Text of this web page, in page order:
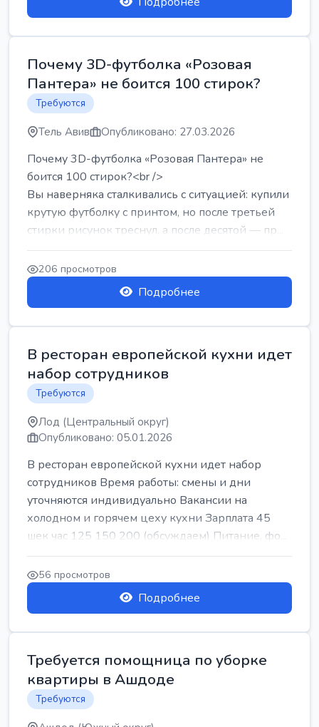
Почему 3D-футболка «Розовая
Пантера» не боится 100 стирок?
Требуются
Тель Авив Опубликовано: 27.03.2026
Почему 3D-футболка «Розовая Пантера» не
боится 100 стирок?<br />
Вы наверняка сталкивались с ситуацией: купили
крутую футболку с принтом, но после третьей
стирки рисунок треснул, а после десятой — пр...
206 просмотров
Подробнее
В ресторан европейской кухни идет
набор сотрудников
Требуются
Лод (Центральный округ)
Опубликовано: 05.01.2026
В ресторан европейской кухни идет набор
сотрудников Время работы: смены и дни
уточняются индивидуально Вакансии на
холодном и горячем цеху кухни Зарплата 45
шек час 125 150 200 (обсуждаем) Питание, фо...
56 просмотров
Подробнее
Требуется помощница по уборке
квартиры в Ашдоде
Требуются